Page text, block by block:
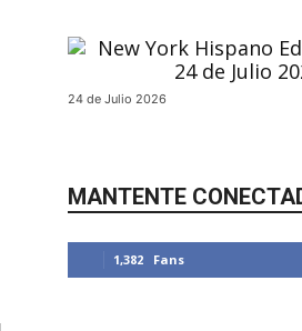
24 de Julio 2026
MANTENTE
1,382 Fans